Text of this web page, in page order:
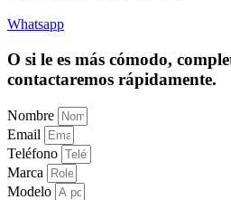
Whatsapp
O si le es más cómodo,
contactaremos rápidamente.
Nombre
Email
Teléfono
Marca
Modelo